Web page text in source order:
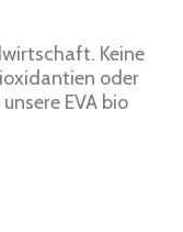
Keine
oder
EVA bio